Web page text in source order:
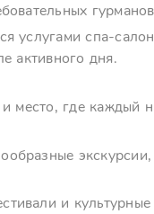
услугами спа-
активного дня.
место, где каждый
и